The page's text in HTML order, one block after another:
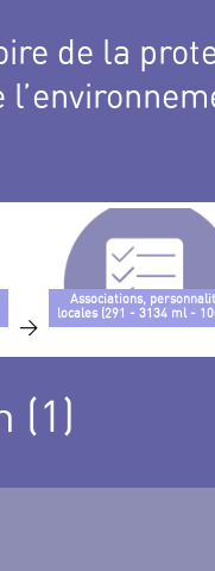
de la
>
Associations,
locales (291 - 3134 ml -
(1)